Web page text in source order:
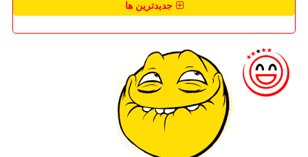
جدیدترین ها